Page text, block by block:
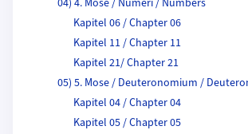
04) 4. Mose / Numeri / Numbers
Kapitel 06 / Chapter 06
Kapitel 11 / Chapter 11
Kapitel 21/ Chapter 21
05) 5. Mose / Deuteronomium /
Kapitel 04 / Chapter 04
Kapitel 05 / Chapter 05